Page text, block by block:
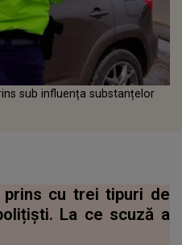
sub influența substanțelor
cu trei tipuri de
La ce scuză a